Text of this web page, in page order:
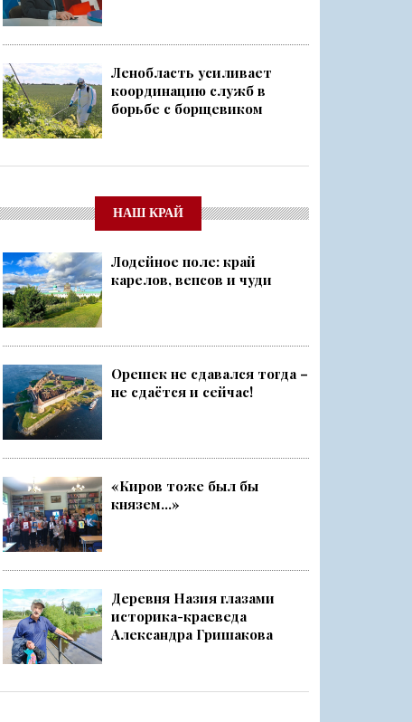
Ленобласть усиливает
координацию служб в
борьбе с борщевиком
НАШ КРАЙ
Лодейное поле: край
карелов, вепсов и чуди
Орешек не сдавался тогда –
не сдаётся и сейчас!
«Киров тоже был бы
князем...»
Деревня Назия глазами
историка-краеведа
Александра Гришакова